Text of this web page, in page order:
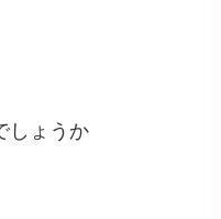
しょうか